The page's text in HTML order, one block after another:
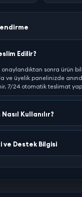
Edilir?
sonra ürün
ve üyelik panelinizde
7/24 otomatik teslimat
Nasıl Kullanılır?
ve Destek Bilgisi